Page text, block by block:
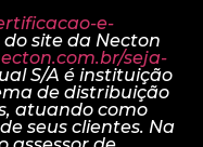
e-
site da Necton
seja-
S/A é instituição
de distribuição
atuando como
seus clientes. Na